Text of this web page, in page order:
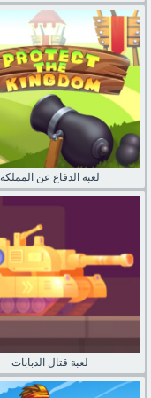
لعبة الدفاع عن المملكة
لعبة قتال الدبابات